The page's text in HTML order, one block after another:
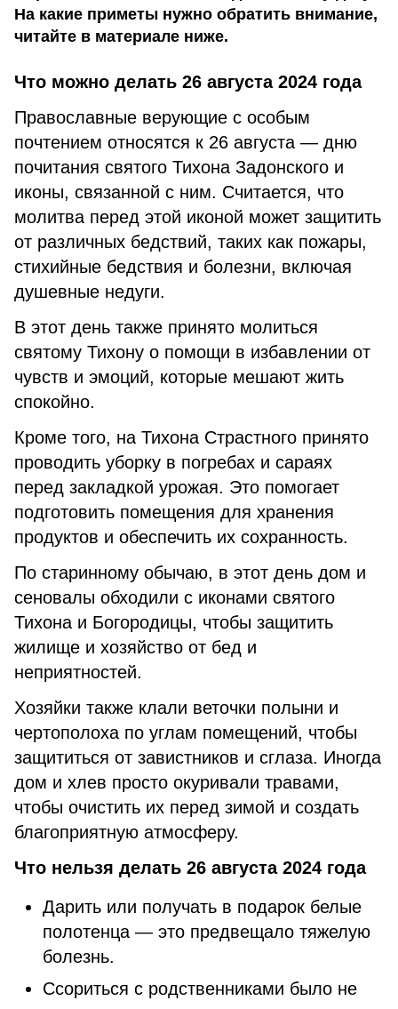
На какие приметы нужно обратить внимание,
читайте в материале ниже.
Что можно делать 26 августа 2024 года
Православные верующие с особым
почтением относятся к 26 августа — дню
почитания святого Тихона Задонского и
иконы, связанной с ним. Считается, что
молитва перед этой иконой может защитить
от различных бедствий, таких как пожары,
стихийные бедствия и болезни, включая
душевные недуги.
В этот день также принято молиться
святому Тихону о помощи в избавлении от
чувств и эмоций, которые мешают жить
спокойно.
Кроме того, на Тихона Страстного принято
проводить уборку в погребах и сараях
перед закладкой урожая. Это помогает
подготовить помещения для хранения
продуктов и обеспечить их сохранность.
По старинному обычаю, в этот день дом и
сеновалы обходили с иконами святого
Тихона и Богородицы, чтобы защитить
жилище и хозяйство от бед и
неприятностей.
Хозяйки также клали веточки полыни и
чертополоха по углам помещений, чтобы
защититься от завистников и сглаза. Иногда
дом и хлев просто окуривали травами,
чтобы очистить их перед зимой и создать
благоприятную атмосферу.
Что нельзя делать 26 августа 2024 года
Дарить или получать в подарок белые
полотенца — это предвещало тяжелую
болезнь.
Ссориться с родственниками было не